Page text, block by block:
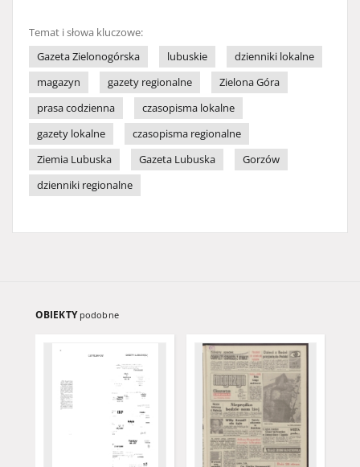
Temat i słowa kluczowe:
Gazeta Zielonogórska
lubuskie
dzienniki lokalne
magazyn
gazety regionalne
Zielona Góra
prasa codzienna
czasopisma lokalne
gazety lokalne
czasopisma regionalne
Ziemia Lubuska
Gazeta Lubuska
Gorzów
dzienniki regionalne
OBIEKTY podobne